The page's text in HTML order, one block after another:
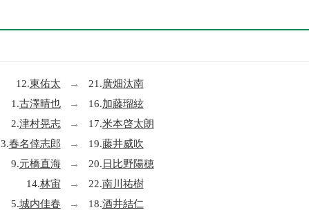
12.東佑太 → 21.廣畑汰南
1.古澤晴也 → 16.加藤瑠絃
2.津村晃志 → 17.米本啓太朗
3.春名倖志郎 → 19.藤井威吹
9.元橋直海 → 20.日比野陽穂
14.林宙 → 22.南川祐樹
5.城内佳春 → 18.酒井結仁